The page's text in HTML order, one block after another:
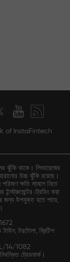
of InstaFintech
ঝুঁকি থাকে। লিভারেজের
উচ্চ ঝুঁকি রয়েছে।
ক্ষতি সামলে নিতে
ট্রেডিং করা
জন্য উপযুক্ত হতে পারে,
টাউন, টরটোলা, ব্রিটিশ
L/14/1082
ট্রেডমার্ক।